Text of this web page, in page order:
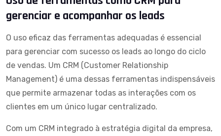
gerenciar e acompanhar os leads
O uso eficaz das ferramentas adequadas é essencial
para gerenciar com sucesso os leads ao longo do ciclo
de vendas. Um CRM (Customer Relationship
Management) é uma dessas ferramentas indispensáveis
que permite armazenar todas as interações com os
clientes em um único lugar centralizado.
Com um CRM integrado à estratégia digital da empresa,